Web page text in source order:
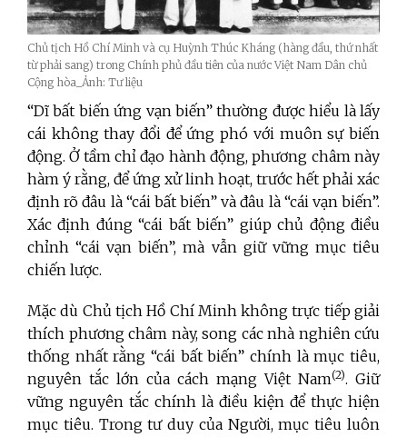
Chủ tịch Hồ Chí Minh và cụ Huỳnh Thúc Kháng (hàng đầu, thứ nhất
từ phải sang) trong Chính phủ đầu tiên của nước Việt Nam Dân chủ
Cộng hòa_Ảnh: Tư liệu
“Dĩ bất biến ứng vạn biến” thường được hiểu là lấy
cái không thay đổi để ứng phó với muôn sự biến
động. Ở tầm chỉ đạo hành động, phương châm này
hàm ý rằng, để ứng xử linh hoạt, trước hết phải xác
định rõ đâu là “cái bất biến” và đâu là “cái vạn biến”.
Xác định đúng “cái bất biến” giúp chủ động điều
chỉnh “cái vạn biến”, mà vẫn giữ vững mục tiêu
chiến lược.
Mặc dù Chủ tịch Hồ Chí Minh không trực tiếp giải
thích phương châm này, song các nhà nghiên cứu
thống nhất rằng “cái bất biến” chính là mục tiêu,
nguyên tắc lớn của cách mạng Việt Nam(2). Giữ
vững nguyên tắc chính là điều kiện để thực hiện
mục tiêu. Trong tư duy của Người, mục tiêu luôn